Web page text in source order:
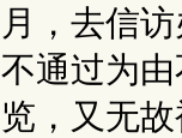
月，去信
不通过为
览，又无